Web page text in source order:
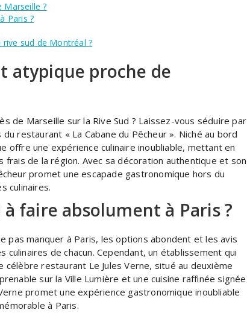
Marseille ?
Paris ?
sud de Montréal ?
atypique proche de
de Marseille sur la Rive Sud ? Laissez-vous séduire par
restaurant « La Cabane du Pêcheur ». Niché au bord
offre une expérience culinaire inoubliable, mettant en
de la région. Avec sa décoration authentique et son
promet une escapade gastronomique hors du
culinaires.
faire absolument à Paris ?
pas manquer à Paris, les options abondent et les avis
de chacun. Cependant, un établissement qui
restaurant Le Jules Verne, situé au deuxième
sur la Ville Lumière et une cuisine raffinée signée
promet une expérience gastronomique inoubliable
à Paris.